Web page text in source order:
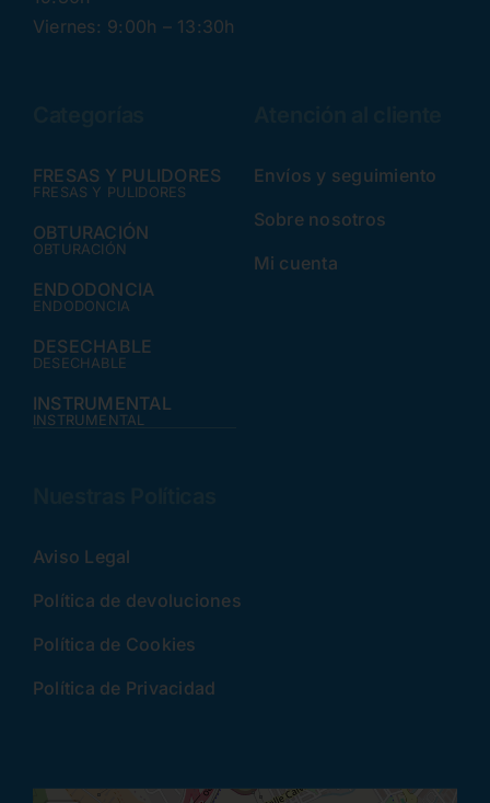
Viernes: 9:00h – 13:30h
FRESAS Y PULIDORES
FRESAS Y PULIDORES
OBTURACIÓN
OBTURACIÓN
ENDODONCIA
ENDODONCIA
DESECHABLE
DESECHABLE
INSTRUMENTAL
INSTRUMENTAL
Envíos y seguimiento
Sobre nosotros
Mi cuenta
Aviso Legal
Política de devoluciones
Política de Cookies
Política de Privacidad